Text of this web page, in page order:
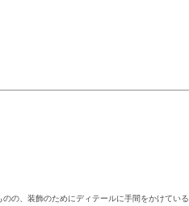
の、装飾のためにディテールに手間をかけている